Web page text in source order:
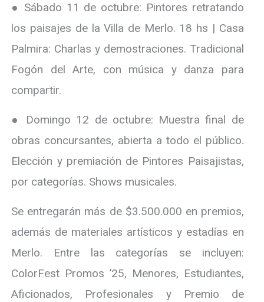
● Sábado 11 de octubre: Pintores retratando
los paisajes de la Villa de Merlo. 18 hs | Casa
Palmira: Charlas y demostraciones. Tradicional
Fogón del Arte, con música y danza para
compartir.
● Domingo 12 de octubre: Muestra final de
obras concursantes, abierta a todo el público.
Elección y premiación de Pintores Paisajistas,
por categorías. Shows musicales.
Se entregarán más de $3.500.000 en premios,
además de materiales artísticos y estadías en
Merlo. Entre las categorías se incluyen:
ColorFest Promos ’25, Menores, Estudiantes,
Aficionados, Profesionales y Premio de